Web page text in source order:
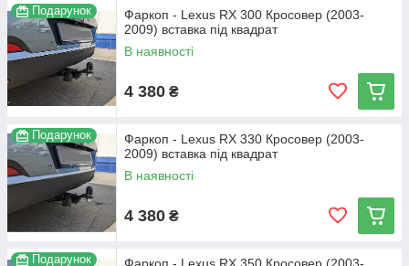
Подарунок
Фаркоп - Lexus RX 300 Кросовер (2003-
2009) вставка під квадрат
В наявності
4 380 ₴
Подарунок
Фаркоп - Lexus RX 330 Кросовер (2003-
2009) вставка під квадрат
В наявності
4 380 ₴
Подарунок